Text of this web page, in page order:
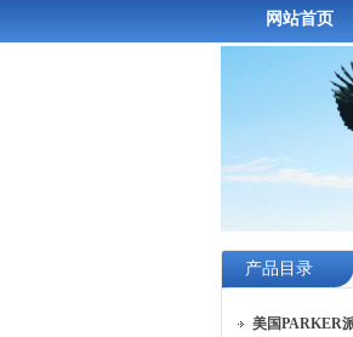
网站首页
产品目录
美国PARKER